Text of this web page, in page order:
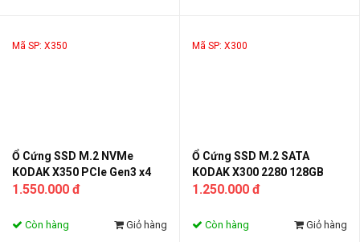
Mã SP: X350
Ổ Cứng SSD M.2 NVMe
KODAK X350 PCIe Gen3 x4
256GB 512GB 1TB 2TB Tốc
1.550.000 đ
Còn hàng Giỏ hàng
Mã SP: X300
Ổ Cứng SSD M.2 SATA
KODAK X300 2280 128GB
256GB 512GB 1TB 2TB Tốc
1.250.000 đ
Còn hàng Giỏ hàng